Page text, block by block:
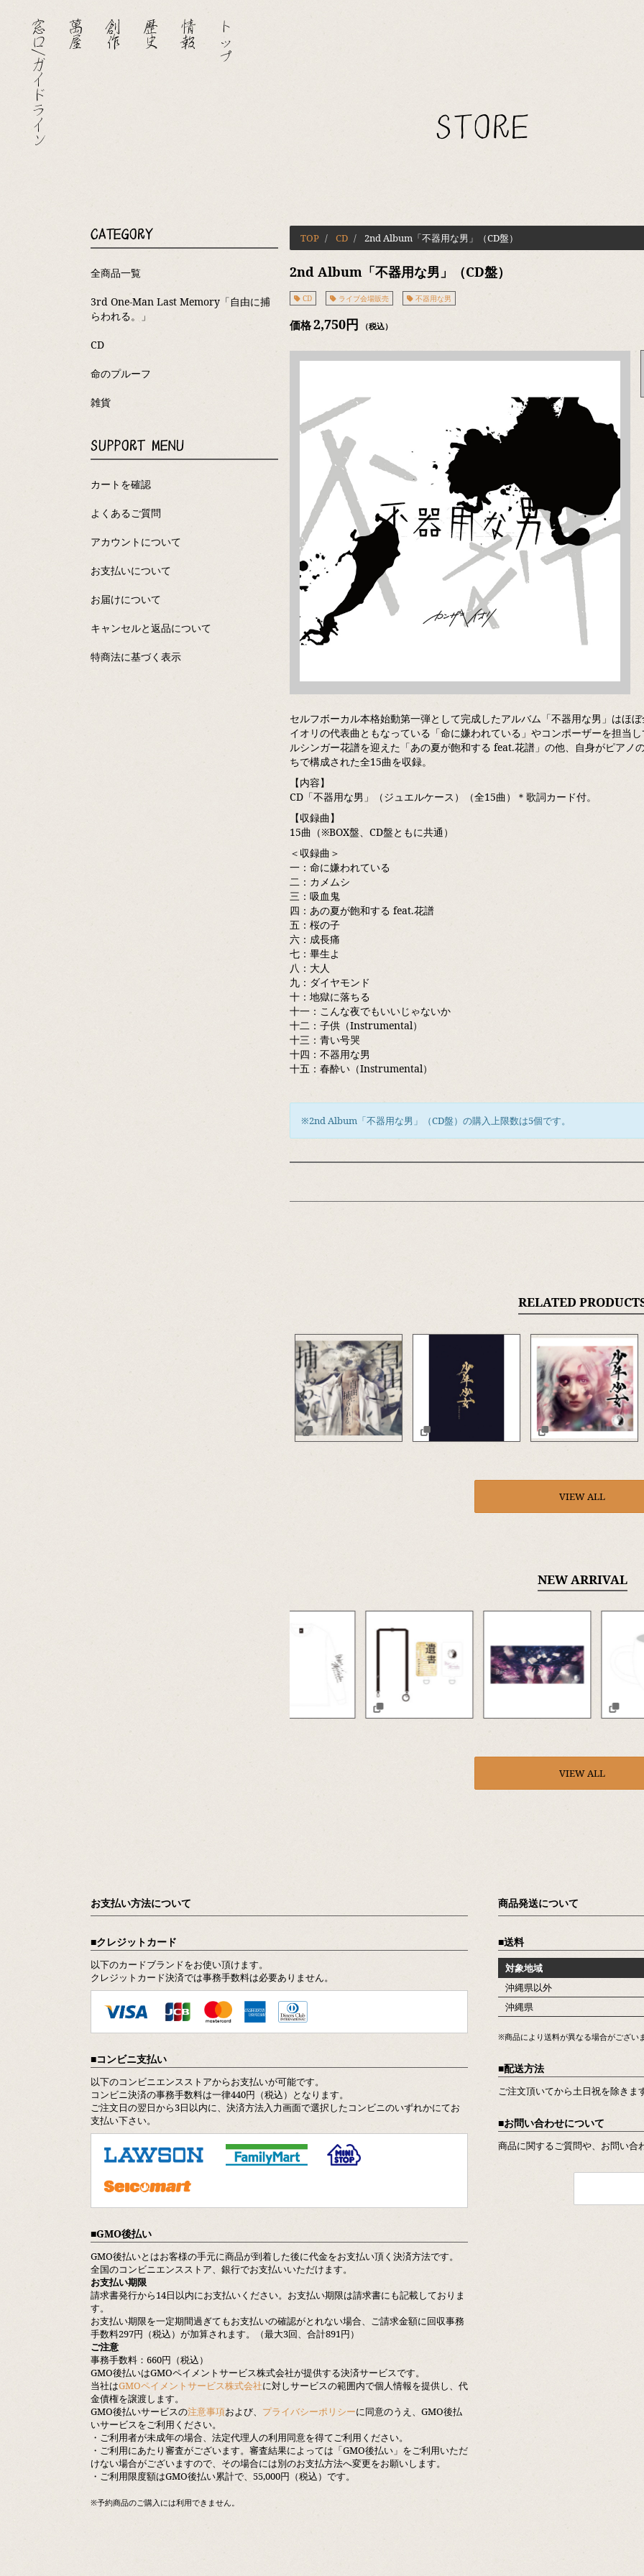
窓口/ガイドライン 萬屋 創作 歴史 情報 トップ
STORE
CATEGORY
全商品一覧
3rd One-Man Last Memory「自由に捕
らわれる。」
CD
命のプルーフ
雑貨
SUPPORT MENU
カートを確認
よくあるご質問
アカウントについて
お支払いについて
お届けについて
キャンセルと返品について
特商法に基づく表示
TOP CD 2nd Album「不器用な男」（CD盤）
2nd Album「不器用な男」（CD盤）
CD ライブ会場販売 不器用な男
価格2,750円 （税込）
セルフボーカル本格始動第一弾として完成したアルバム「不器用な男」はほ
イオリの代表曲ともなっている「命に嫌われている」やコンポーザーを担当
ルシンガー花譜を迎えた「あの夏が飽和する feat.花譜」の他、自身がピアノ
ちで構成された全15曲を収録。
【内容】
CD「不器用な男」（ジュエルケース）（全15曲）＊歌詞カード付。
【収録曲】
15曲（※BOX盤、CD盤ともに共通）
＜収録曲＞
一：命に嫌われている
二：カメムシ
三：吸血鬼
四：あの夏が飽和する feat.花譜
五：桜の子
六：成長痛
七：畢生よ
八：大人
九：ダイヤモンド
十：地獄に落ちる
十一：こんな夜でもいいじゃないか
十二：子供（Instrumental）
十三：青い号哭
十四：不器用な男
十五：春酔い（Instrumental）
※2nd Album「不器用な男」（CD盤）の購入上限数は5個です。
RELATED
VIEW ALL
NEW ARRIVAL
VIEW ALL
お支払い方法について
クレジットカード
以下のカードブランドをお使い頂けます。
クレジットカード決済では事務手数料は必要ありません。
コンビニ支払い
以下のコンビニエンスストアからお支払いが可能です。
コンビニ決済の事務手数料は一律440円（税込）となります。
ご注文日の翌日から3日以内に、決済方法入力画面で選択したコンビニのいずれかにてお
支払い下さい。
GMO後払い
GMO後払いとはお客様の手元に商品が到着した後に代金をお支払い頂く決済方法です。
全国のコンビニエンスストア、銀行でお支払いいただけます。
お支払い期限
請求書発行から14日以内にお支払いください。お支払い期限は請求書にも記載しておりま
す。
お支払い期限を一定期間過ぎてもお支払いの確認がとれない場合、ご請求金額に回収事務
手数料297円（税込）が加算されます。（最大3回、合計891円）
ご注意
事務手数料：660円（税込）
GMO後払いはGMOペイメントサービス株式会社が提供する決済サービスです。
当社はGMOペイメントサービス株式会社に対しサービスの範囲内で個人情報を提供し、代
金債権を譲渡します。
GMO後払いサービスの注意事項および、 プライバシーポリシーに同意のうえ、GMO後払
いサービスをご利用ください。
・ご利用者が未成年の場合、法定代理人の利用同意を得てご利用ください。
・ご利用にあたり審査がございます。審査結果によっては「GMO後払い」をご利用いただ
けない場合がございますので、その場合には別のお支払方法へ変更をお願いします。
・ご利用限度額はGMO後払い累計で、55,000円（税込）です。
※予約商品のご購入には利用できません。
商品発送について
送料
対象地域
沖縄県以外
沖縄県
※商品により送料が異なる場合がござい
配送方法
ご注文頂いてから土日祝を除きま
お問い合わせについて
商品に関するご質問や、お問い合